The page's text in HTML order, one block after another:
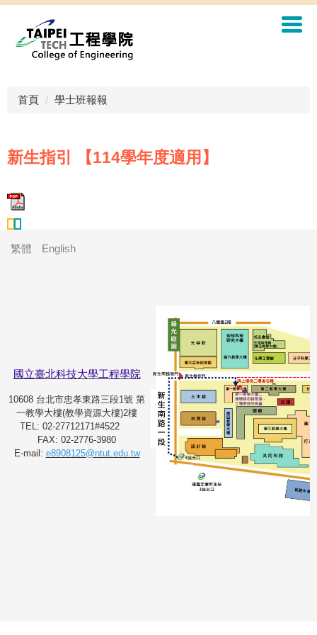
首頁 學士班報報
新生指引 【114學年度適用】
繁體 English
國立臺北科技大學工程學院
10608 台北市忠孝東路三段1號 第
一教學大樓(教學資源大樓)2樓
TEL: 02-27712171#4522
FAX: 02-2776-3980
E-mail: e8908125@ntut.edu.tw